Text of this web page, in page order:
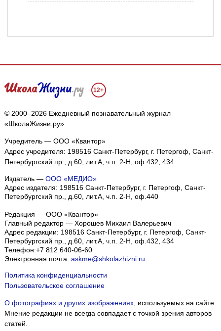
12+
© 2000–2026 Ежедневный познавательный журнал
«ШколаЖизни.ру»
Учредитель — ООО «Квантор»
Адрес учредителя: 198516 Санкт-Петербург, г. Петергоф, Санкт-
Петербургский пр., д.60, лит.А, ч.п. 2-Н, оф.432, 434
Издатель — ООО «МЕДИО»
Адрес издателя: 198516 Санкт-Петербург, г. Петергоф, Санкт-
Петербургский пр., д.60, лит.А, ч.п. 2-Н, оф.440
Редакция — ООО «Квантор»
Главный редактор — Хорошев Михаил Валерьевич
Адрес редакции: 198516 Санкт-Петербург, г. Петергоф, Санкт-
Петербургский пр., д.60, лит.А, ч.п. 2-Н, оф.432, 434
Телефон:+7 812 640-06-60
Электронная почта: askme@shkolazhizni.ru
Политика конфиденциальности
Пользовательское соглашение
О фотографиях и других изображениях, используемых на сайте.
Мнение редакции не всегда совпадает с точкой зрения авторов
статей.